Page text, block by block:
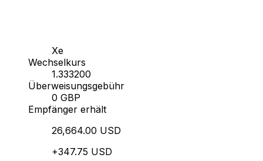
Xe
Wechselkurs
1.333200
Überweisungsgebühr
0 GBP
Empfänger erhält
26,664.00 USD
+347.75 USD